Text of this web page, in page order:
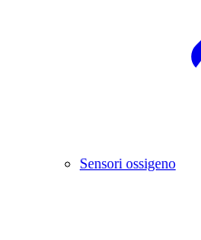
Sensori ossigeno